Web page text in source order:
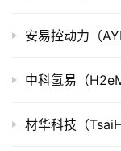
数
安易控动力（
中科氢易（
材华科技（